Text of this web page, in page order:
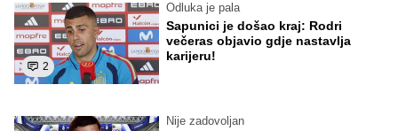
2
Odluka je pala
Sapunici je došao kraj: Rodri
večeras objavio gdje nastavlja
karijeru!
Nije zadovoljan